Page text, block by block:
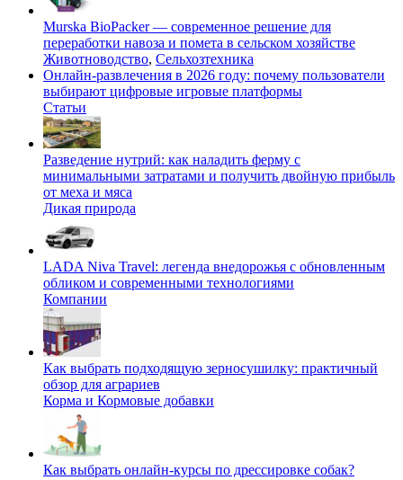
Murska BioPacker — современное решение для
переработки навоза и помета в сельском хозяйстве
Животноводство, Сельхозтехника
Онлайн-развлечения в 2026 году: почему пользователи
выбирают цифровые игровые платформы
Статьи
Разведение нутрий: как наладить ферму с
минимальными затратами и получить двойную прибыль
от меха и мяса
Дикая природа
LADA Niva Travel: легенда внедорожья с обновленным
обликом и современными технологиями
Компании
Как выбрать подходящую зерносушилку: практичный
обзор для аграриев
Корма и Кормовые добавки
Как выбрать онлайн-курсы по дрессировке собак?